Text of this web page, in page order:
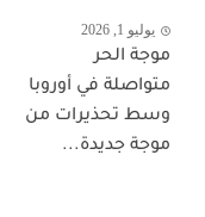
يوليو 1, 2026
موجة الحر
متواصلة في أوروبا
وسط تحذيرات من
موجة جديدة...